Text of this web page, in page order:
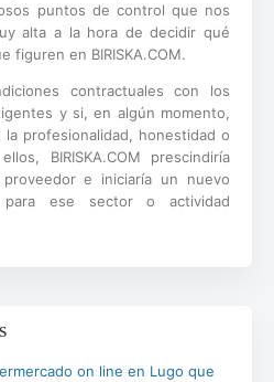
puntos de control que nos
alta a la hora de decidir qué
figuren en BIRISKA.COM.
contractuales con los
y si, en algún momento,
profesionalidad, honestidad o
BIRISKA.COM prescindiría
e iniciaría un nuevo
ese sector o actividad
on line en Lugo que